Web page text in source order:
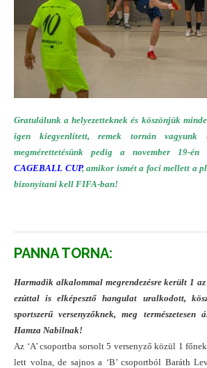
Gratulálunk a helyezetteknek és köszönjük
igen kiegyenlített, remek tornán vagyunk
megmérettetésünk pedig a november 19-én
CAGEBALL CUP, amikor ismét a foci mellett a
bizonyítani kell FIFA-ban!
PANNA TORNA:
Harmadik alkalommal megrendezésre került 1
ezúttal is elképesztő hangulat uralkodott,
sportszerű versenyzőknek, meg természetesen
Hamza Nabilnak!
Az ‘A’ csoportba sorsolt 5 versenyző közül 1
lett volna, de sajnos a ‘B’ csoportból Baráth